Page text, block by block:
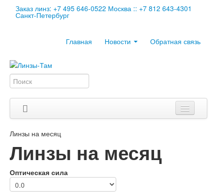
Заказ линз: +7 495 646-0522 Москва :: +7 812 643-4301
Санкт-Петербург
Главная Новости Обратная связь
Мои заказы
Линзы на месяц
Линзы на месяц
Оптическая сила